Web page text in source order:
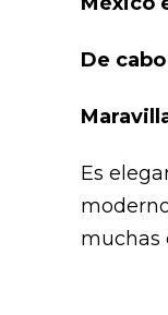
De
Es
muchas